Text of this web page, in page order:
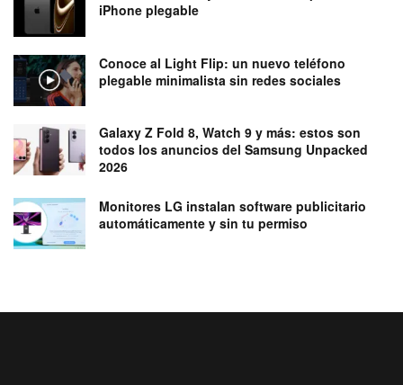
iPhone plegable
Conoce al Light Flip: un nuevo teléfono
plegable minimalista sin redes sociales
Galaxy Z Fold 8, Watch 9 y más: estos son
todos los anuncios del Samsung Unpacked
2026
Monitores LG instalan software publicitario
automáticamente y sin tu permiso